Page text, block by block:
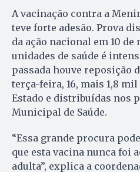
A vacinação contra a
teve forte adesão. Prova
da ação nacional em 10
unidades de saúde é
passada houve reposição
terça-feira, 16, mais 1,8
Estado e distribuídas nos
Municipal de Saúde.
“Essa grande procura
que esta vacina nunca foi
adulta”, explica a